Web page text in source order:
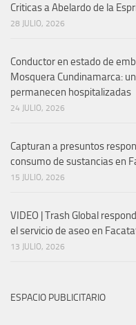
Criticas a Abelardo de la
28 JULIO, 2026
Conductor en estado de
Mosquera Cundinamarca:
permanecen hospitalizadas
24 JULIO, 2026
Capturan a presuntos
consumo de sustancias en
15 JULIO, 2026
VIDEO | Trash Global
el servicio de aseo en
13 JULIO, 2026
ESPACIO PUBLICITARIO